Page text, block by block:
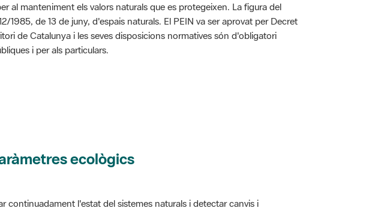
al manteniment els valors naturals que es protegeixen. La figura del
1985, de 13 de juny, d'espais naturals. El PEIN va ser aprovat per Decret
de Catalunya i les seves disposicions normatives són d'obligatori
i per als particulars.
ecològics
continuadament l'estat del sistemes naturals i detectar canvis i